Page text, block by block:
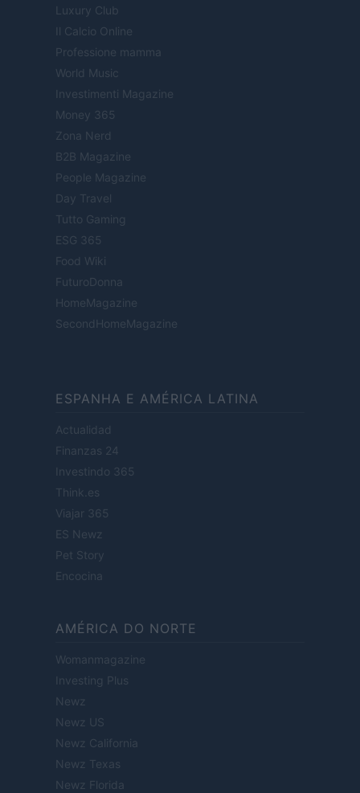
Luxury Club
Il Calcio Online
Professione mamma
World Music
Investimenti Magazine
Money 365
Zona Nerd
B2B Magazine
People Magazine
Day Travel
Tutto Gaming
ESG 365
Food Wiki
FuturoDonna
HomeMagazine
SecondHomeMagazine
ESPANHA E AMÉRICA LATINA
Actualidad
Finanzas 24
Investindo 365
Think.es
Viajar 365
ES Newz
Pet Story
Encocina
AMÉRICA DO NORTE
Womanmagazine
Investing Plus
Newz
Newz US
Newz California
Newz Texas
Newz Florida